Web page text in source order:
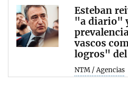
Esteban
"a diario"
vascos
logros" del
NTM / Agencias